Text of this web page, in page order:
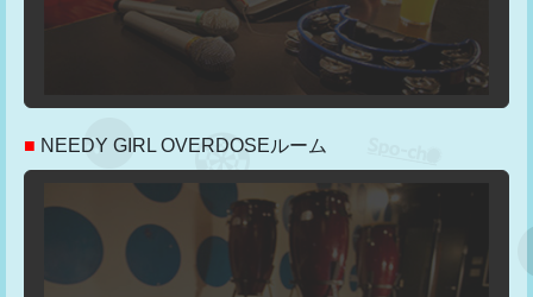
■ NEEDY GIRL OVERDOSEルーム